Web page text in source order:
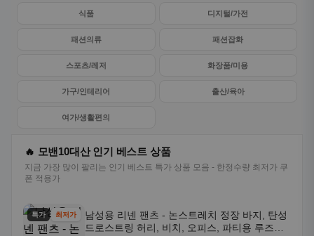
식품 디지털/가전
패션의류 패션잡화
스포츠/레저 화장품/미용
가구/인테리어 출산/육아
여가/생활편의
🔥 모밴10대산 인기 베스트 상품
지금 가장 많이 팔리는 인기 베스트 특가 상품 모음 - 한정수량 최저가 쿠
폰 적용가
특가 최저가
남성용 리넨 팬츠 - 논스트레치 정장 바지, 탄성
드로스트링 허리, 비치, 오피스, 파티용 루즈핏